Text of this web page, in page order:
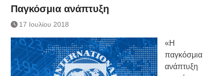
Παγκόσμια ανάπτυξη
17 Ιουλίου 2018
«Η
παγκόσμια
ανάπτυξη